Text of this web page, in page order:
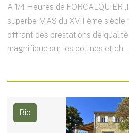
A 1/4 Heures de FORCALQUIER
superbe MAS du XVII ème siècle
offrant des prestations de qualité
magnifique sur les collines et ch...
Bio